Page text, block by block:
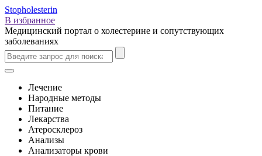
Stopholesterin
В избранное
Медицинский портал о холестерине и сопутствующих
заболеваниях
Лечение
Народные методы
Питание
Лекарства
Атеросклероз
Анализы
Анализаторы крови